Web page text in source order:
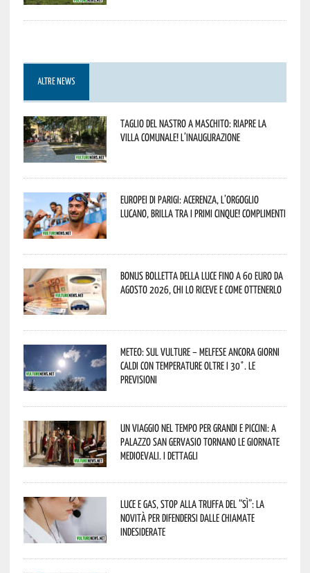
ALTRE NEWS
Taglio del nastro a Maschito: riapre la
Villa Comunale! L’inaugurazione
Europei di Parigi: Acerenza, l’orgoglio
lucano, brilla tra i primi cinque! Complimenti
Bonus bolletta della luce fino a 60 euro da
agosto 2026, chi lo riceve e come ottenerlo
Meteo: sul Vulture – melfese ancora giorni
caldi con temperature oltre i 30°. Le
previsioni
Un viaggio nel tempo per grandi e piccini: a
Palazzo San Gervasio tornano le Giornate
Medioevali. I dettagli
Luce e gas, stop alla truffa del “Sì”: la
novità per difendersi dalle chiamate
indesiderate